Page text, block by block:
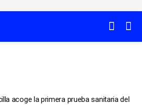
acoge la primera prueba sanitaria del